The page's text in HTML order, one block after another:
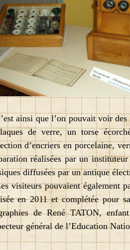
ainsi que l’on pouvait voir des
de verre, un torse
d’encriers en porcelaine,
réalisées par un
diffusées par un antique
visiteurs pouvaient également
en 2011 et complétée pour
de René TATON,
général de l’Education